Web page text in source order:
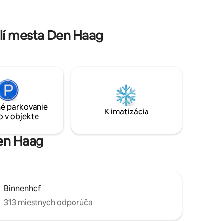
mesta Den Haag
parkovanie
v objekte
Klimatizácia
Haag
Binnenhof
313 miestnych odporúča